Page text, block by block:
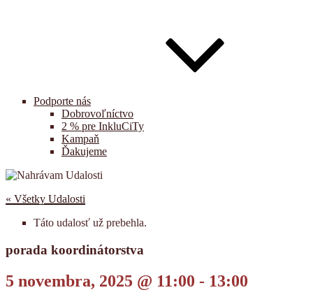
Podporte nás
Dobrovoľníctvo
2 % pre InkluCiTy
Kampaň
Ďakujeme
« Všetky Udalosti
Táto udalosť už prebehla.
porada koordinátorstva
5 novembra, 2025 @ 11:00 - 13:00